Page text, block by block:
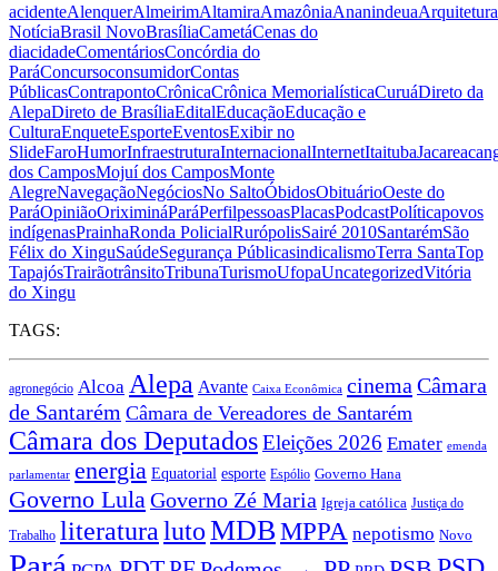
acidenteAlenquerAlmeirimAltamiraAmazôniaAnanindeuaArquitetura
NotíciaBrasil NovoBrasíliaCametáCenas do
diacidadeComentáriosConcórdia do
ParáConcursoconsumidorContas
PúblicasContrapontoCrônicaCrônica MemorialísticaCuruáDireto da
AlepaDireto de BrasíliaEditalEducaçãoEducação e
CulturaEnqueteEsporteEventosExibir no
SlideFaroHumorInfraestruturaInternacionalInternetItaituba
dos CamposMojuí dos CamposMonte
AlegreNavegaçãoNegóciosNo SaltoÓbidosObituárioOeste do
ParáOpiniãoOriximináParáPerfilpessoasPlacasPodcastPolíticapovos
indígenasPrainhaRonda PolicialRurópolisSairé 2010SantarémSão
Félix do XinguSaúdeSegurança PúblicasindicalismoTerra SantaTop
TapajósTrairãotrânsitoTribunaTurismoUfopaUncategorizedVitória
do Xingu
TAGS:
agronegócio Alcoa Alepa Avante Caixa Econômica cinema Câmara
de Santarém Câmara de Vereadores de Santarém
Câmara dos DeputadosEleições 2026 Emater emenda
parlamentar energia Equatorial esporte Espólio Governo Hana
Governo Lula Governo Zé Maria Igreja católica Justiça do
Trabalho literatura lutoMDBMPPA nepotismo Novo